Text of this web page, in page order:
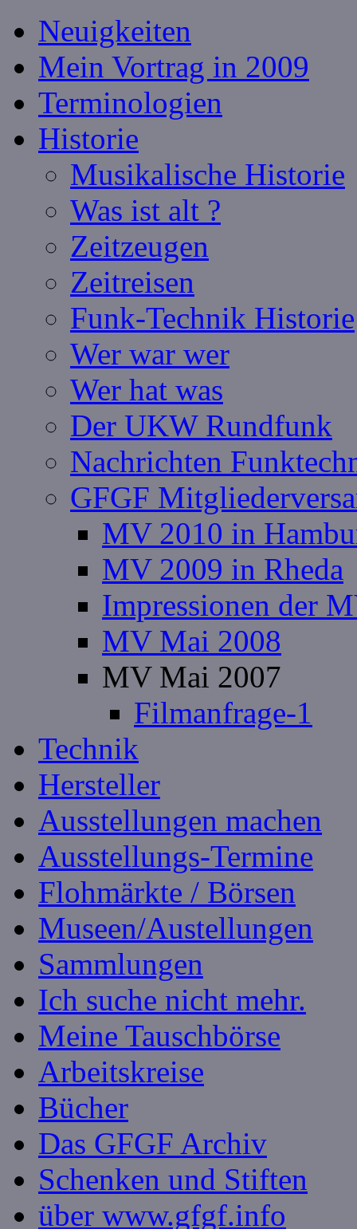
Neuigkeiten
Mein Vortrag in 2009
Terminologien
Historie
Musikalische Historie
Was ist alt ?
Zeitzeugen
Zeitreisen
Funk-Technik Historie
Wer war wer
Wer hat was
Der UKW Rundfunk
Nachrichten
GFGF
MV 2010 in
MV 2009 in Rheda
Impressionen der
MV Mai 2008
MV Mai 2007
Filmanfrage-1
Technik
Hersteller
Ausstellungen machen
Ausstellungs-Termine
Flohmärkte / Börsen
Museen/Austellungen
Sammlungen
Ich suche nicht mehr.
Meine Tauschbörse
Arbeitskreise
Bücher
Das GFGF Archiv
Schenken und Stiften
über www.gfgf.info